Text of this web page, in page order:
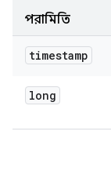
পরামিতি
timestamp
long